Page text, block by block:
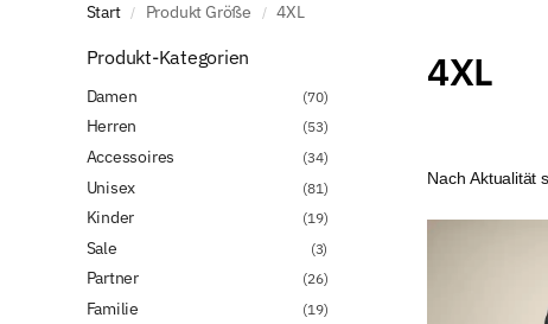
Start / Produkt Größe / 4XL
4XL
Produkt-Kategorien
Damen (70)
Herren (53)
Accessoires (34)
Unisex (81)
Kinder (19)
Sale (3)
Partner (26)
Familie (19)